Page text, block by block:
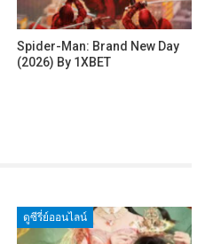
Spider-Man: Brand New Day
(2026) By 1XBET
ดูซีรี่ย์ออนไลน์